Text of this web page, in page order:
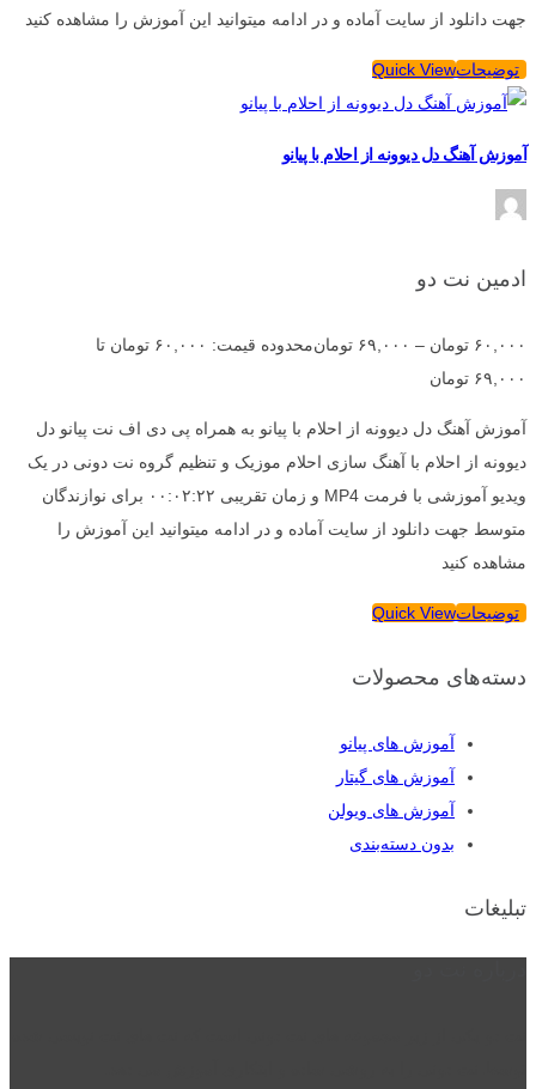
جهت دانلود از سایت آماده و در ادامه میتوانید این آموزش را مشاهده کنید
توضیحاتQuick View
آموزش آهنگ دل دیوونه از احلام با پیانو
ادمین نت دو
۶۰,۰۰۰ تومان – ۶۹,۰۰۰ تومان
محدوده قیمت: ۶۰,۰۰۰ تومان تا
۶۹,۰۰۰ تومان
آموزش آهنگ دل دیوونه از احلام با پیانو به همراه پی دی اف نت پیانو دل
دیوونه از احلام با آهنگ سازی احلام موزیک و تنظیم گروه نت دونی در یک
ویدیو آموزشی با فرمت MP4 و زمان تقریبی ۰۰:۰۲:۲۲ برای نوازندگان
متوسط جهت دانلود از سایت آماده و در ادامه میتوانید این آموزش را
مشاهده کنید
توضیحاتQuick View
دسته‌های محصولات
آموزش های پیانو
آموزش های گیتار
آموزش های ویولن
بدون دسته‌بندی
تبلیغات